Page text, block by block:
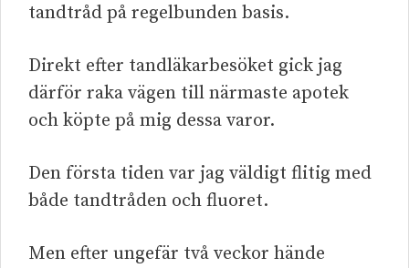
tandtråd på regelbunden basis.
Direkt efter tandläkarbesöket gick jag
därför raka vägen till närmaste apotek
och köpte på mig dessa varor.
Den första tiden var jag väldigt flitig med
både tandtråden och fluoret.
Men efter ungefär två veckor hände